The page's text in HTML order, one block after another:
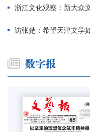
浙江文化观察：新大众
访张楚：希望天津文学